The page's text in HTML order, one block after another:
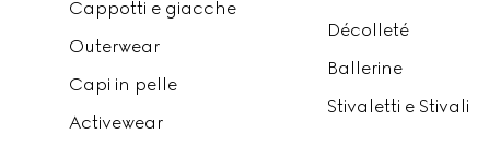
Cappotti e giacche
Outerwear
Capi in pelle
Activewear
Décolleté
Ballerine
Stivaletti e Stivali